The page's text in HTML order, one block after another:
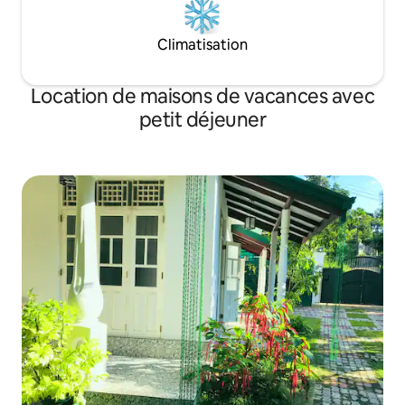
Climatisation
Location de maisons de vacances avec
petit déjeuner